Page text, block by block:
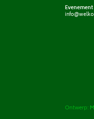
Ontwerp: